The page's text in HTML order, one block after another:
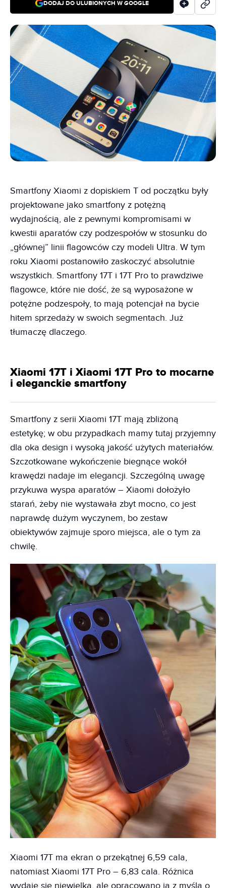
DODAJ DO ULUBIONYCH W GOOGLE
Smartfony Xiaomi z dopiskiem T od początku były
projektowane jako smartfony z potężną
wydajnością, ale z pewnymi kompromisami w
kwestii aparatów czy podzespołów w stosunku do
„głównej” linii flagowców czy modeli Ultra. W tym
roku Xiaomi postanowiło zaskoczyć absolutnie
wszystkich. Smartfony 17T i 17T Pro to prawdziwe
flagowce, które nie dość, że są wyposażone w
potężne podzespoły, to mają potencjał na bycie
hitem sprzedaży w swoich segmentach. Już
tłumaczę dlaczego.
Xiaomi 17T i Xiaomi 17T Pro to mocarne
i eleganckie smartfony
Smartfony z serii Xiaomi 17T mają zbliżoną
estetykę; w obu przypadkach mamy tutaj przyjemny
dla oka design i wysoką jakość użytych materiałów.
Szczotkowane wykończenie biegnące wokół
krawędzi nadaje im elegancji. Szczególną uwagę
przykuwa wyspa aparatów – Xiaomi dołożyło
starań, żeby nie wystawała zbyt mocno, co jest
naprawdę dużym wyczynem, bo zestaw
obiektywów zajmuje sporo miejsca, ale o tym za
chwilę.
Xiaomi 17T ma ekran o przekątnej 6,59 cala,
natomiast Xiaomi 17T Pro – 6,83 cala. Różnica